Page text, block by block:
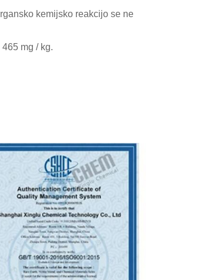
kemijsko reakcijo se ne
mg / kg.